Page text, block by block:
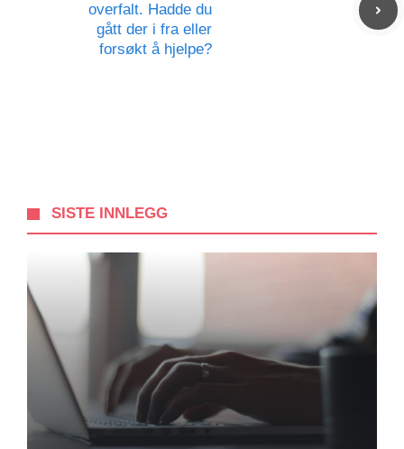
overfalt. Hadde du
gått der i fra eller
forsøkt å hjelpe?
SISTE INNLEGG